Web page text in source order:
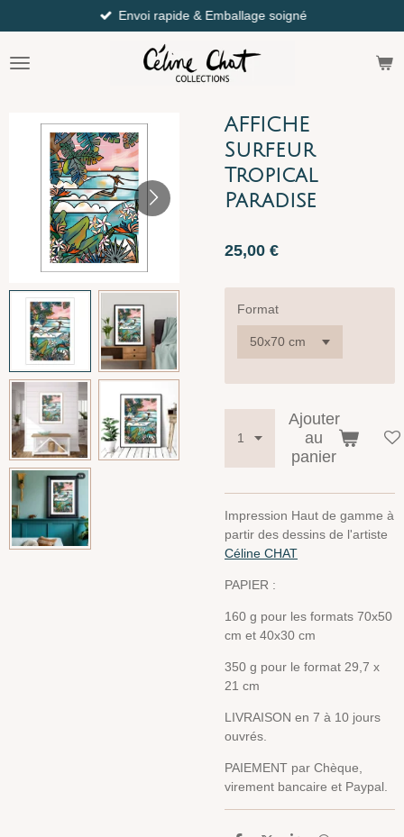
au
contenu
principal
Envoi rapide & Emballage soigné
AFFICHE
Surfeur
Tropical
Paradise
25,00 €
Format
Ajouter
au
panier
Impression Haut de gamme à
partir des dessins de l'artiste
Céline CHAT
PAPIER :
160 g pour les formats 70x50
cm et 40x30 cm
350 g pour le format 29,7 x
21 cm
LIVRAISON en 7 à 10 jours
ouvrés.
PAIEMENT par Chèque,
virement bancaire et Paypal.